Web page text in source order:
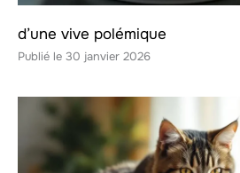
d’une vive polémique
30 janvier 2026